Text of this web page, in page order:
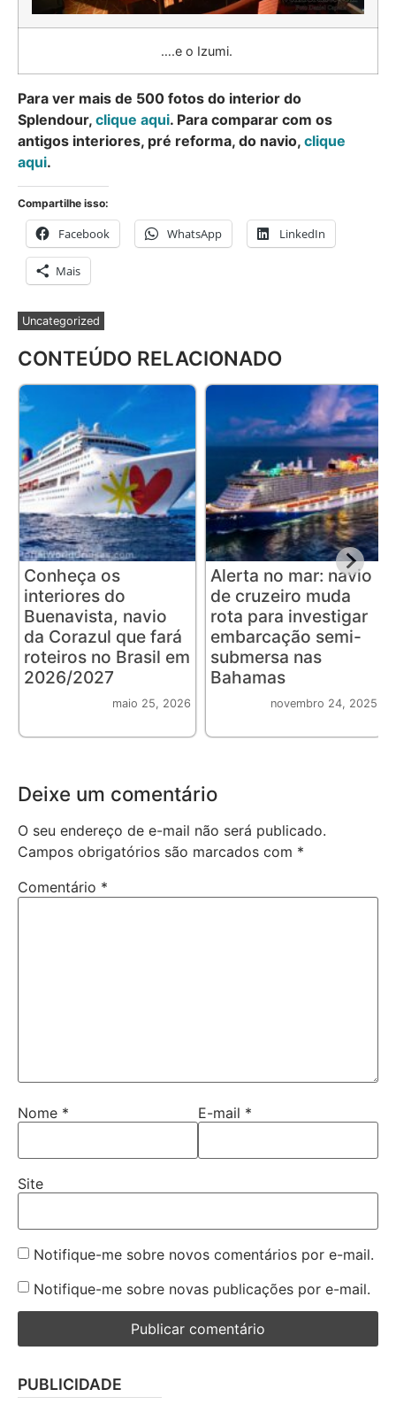
….e o Izumi.
Para ver mais de 500 fotos do interior do
Splendour, clique aqui. Para comparar com os
antigos interiores, pré reforma, do navio, clique
aqui.
Compartilhe isso:
Facebook WhatsApp LinkedIn
Mais
Uncategorized
CONTEÚDO RELACIONADO
Conheça os
interiores do
Buenavista, navio
da Corazul que fará
roteiros no Brasil em
2026/2027
maio 25, 2026
Alerta no mar: navio
de cruzeiro muda
rota para investigar
embarcação semi-
submersa nas
Bahamas
novembro 24, 2025
Deixe um comentário
O seu endereço de e-mail não será publicado.
Campos obrigatórios são marcados com *
Comentário *
Nome * E-mail *
Site
Notifique-me sobre novos comentários por e-mail.
Notifique-me sobre novas publicações por e-mail.
PUBLICIDADE